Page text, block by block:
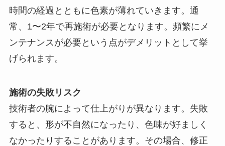
時間の経過とともに色素が薄れていきます。通
常、1〜2年で再施術が必要となります。頻繁にメ
ンテナンスが必要という点がデメリットとして挙
げられます。
施術の失敗リスク
技術者の腕によって仕上がりが異なります。失敗
すると、形が不自然になったり、色味が好ましく
なかったりすることがあります。その場合、修正